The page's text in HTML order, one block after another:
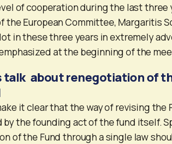
of cooperation during the last three
the European Committee, Margaritis
in these three years in extremely
at the beginning of the
talk about renegotiation of
it clear that the way of revising the
the founding act of the fund itself.
of the Fund through a single law